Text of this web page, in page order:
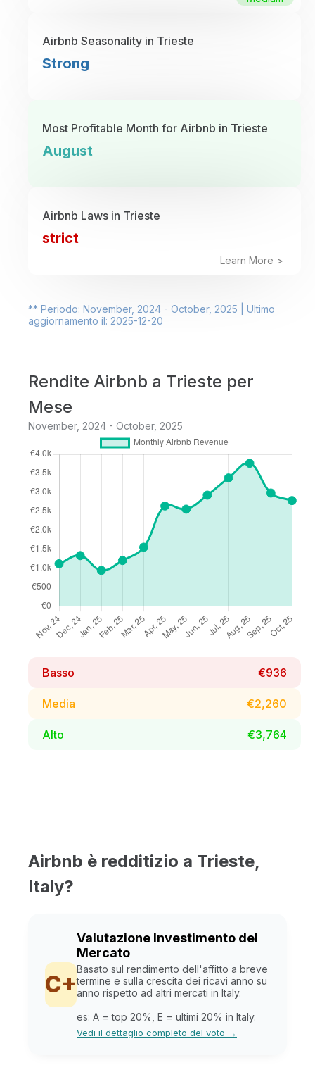
Airbnb Seasonality in Trieste
Strong
Most Profitable Month for Airbnb in Trieste
August
Airbnb Laws in Trieste
strict
Learn More >
** Periodo: November, 2024 - October, 2025 | Ultimo
aggiornamento il: 2025-12-20
Rendite Airbnb a Trieste per
Mese
November, 2024 - October, 2025
Basso €936
Media €2,260
Alto €3,764
Airbnb è redditizio a Trieste,
Italy?
C+
Valutazione Investimento del
Mercato
Basato sul rendimento dell'affitto a breve
termine e sulla crescita dei ricavi anno su
anno rispetto ad altri mercati in Italy.
es: A = top 20%, E = ultimi 20% in Italy.
Vedi il dettaglio completo del voto →